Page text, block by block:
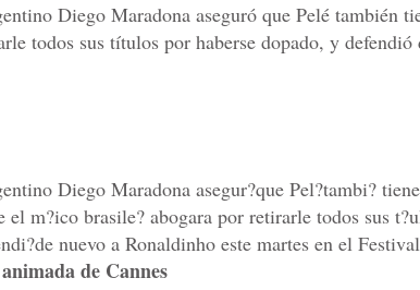
Diego Maradona aseguró que Pelé también
todos sus títulos por haberse dopado, y
Diego Maradona asegur?que Pel?tambi?
el m?ico brasile? abogara por retirarle todos sus
nuevo a Ronaldinho este martes en el
de Cannes